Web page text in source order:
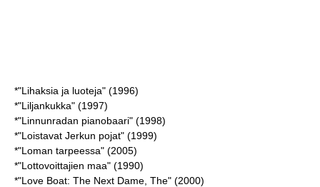
*"Lihaksia ja luoteja" (1996)
*"Liljankukka" (1997)
*"Linnunradan pianobaari" (1998)
*"Loistavat Jerkun pojat" (1999)
*"Loman tarpeessa" (2005)
*"Lottovoittajien maa" (1990)
*"Love Boat: The Next Dame, The" (2000)